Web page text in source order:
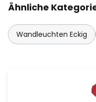
Ähnliche
Wandleuchten Eckig